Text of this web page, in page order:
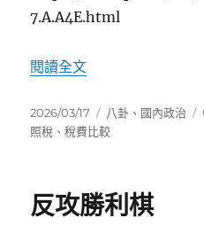
7.A.A4E.html
閱讀全文〈[PTT] 為什麼中
發
佈
2026/03/17
分
類
八卦 、 國內政治
照稅 、稅費比較
反攻勝利棋